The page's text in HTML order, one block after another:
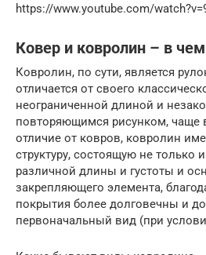
https://www.youtube.com/
Ковер и ковролин – в
Ковролин, по сути, является
отличается от своего
неограниченной длиной и
повторяющимся рисунком, чаще
отличие от ковров, ковролин
структуру, состоящую не только
различной длины и густоты и
закрепляющего элемента,
покрытия более долговечны и
первоначальный вид (при